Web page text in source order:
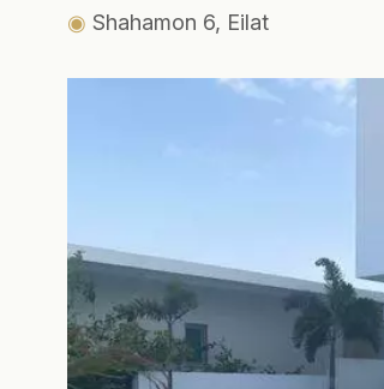
◉ Shahamon 6, Eilat